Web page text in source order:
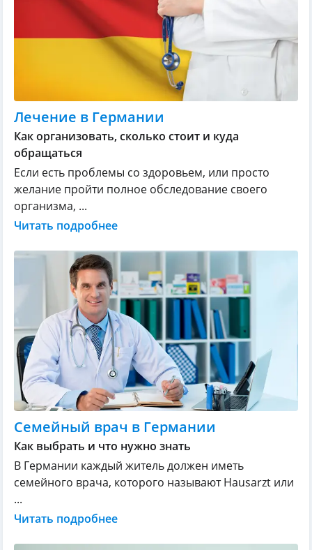
Лечение в Германии
Как организовать, сколько стоит и куда
обращаться
Если есть проблемы со здоровьем, или просто
желание пройти полное обследование своего
организма, ...
Читать подробнее
Семейный врач в Германии
Как выбрать и что нужно знать
В Германии каждый житель должен иметь
семейного врача, которого называют Hausarzt или
...
Читать подробнее